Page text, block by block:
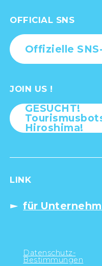
OFFICIAL SNS
Offizielle
JOIN US !
GESUCHT!
Hiroshima!
LINK
für
Datenschutz-
Bestimmungen